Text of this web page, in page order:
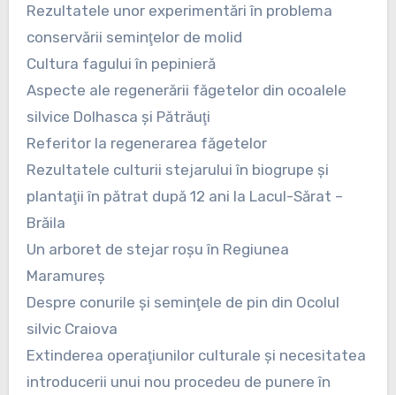
Rezultatele unor experimentări în problema
conservării seminţelor de molid
Cultura fagului în pepinieră
Aspecte ale regenerării făgetelor din ocoalele
silvice Dolhasca şi Pătrăuţi
Referitor la regenerarea făgetelor
Rezultatele culturii stejarului în biogrupe şi
plantaţii în pătrat după 12 ani la Lacul-Sărat –
Brăila
Un arboret de stejar roşu în Regiunea
Maramureş
Despre conurile şi seminţele de pin din Ocolul
silvic Craiova
Extinderea operaţiunilor culturale şi necesitatea
introducerii unui nou procedeu de punere în